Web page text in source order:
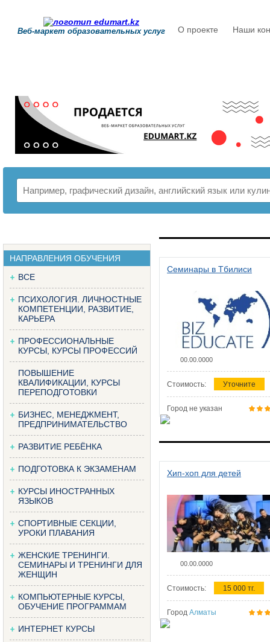
Веб-маркет образовательных услуг О проекте Наши
НАПРАВЛЕНИЯ ОБУЧЕНИЯ
ВСЕ
ПСИХОЛОГИЯ. ЛИЧНОСТНЫЕ
КОМПЕТЕНЦИИ, РАЗВИТИЕ,
КАРЬЕРА
ПРОФЕССИОНАЛЬНЫЕ
КУРСЫ, КУРСЫ ПРОФЕССИЙ
ПОВЫШЕНИЕ
КВАЛИФИКАЦИИ, КУРСЫ
ПЕРЕПОДГОТОВКИ
БИЗНЕС, МЕНЕДЖМЕНТ,
ПРЕДПРИНИМАТЕЛЬСТВО
РАЗВИТИЕ РЕБЁНКА
ПОДГОТОВКА К ЭКЗАМЕНАМ
КУРСЫ ИНОСТРАННЫХ
ЯЗЫКОВ
СПОРТИВНЫЕ СЕКЦИИ,
УРОКИ ПЛАВАНИЯ
ЖЕНСКИЕ ТРЕНИНГИ.
СЕМИНАРЫ И ТРЕНИНГИ ДЛЯ
ЖЕНЩИН
КОМПЬЮТЕРНЫЕ КУРСЫ,
ОБУЧЕНИЕ ПРОГРАММАМ
ИНТЕРНЕТ КУРСЫ
Семинары в Тбилиси
00.00.0000
Стоимость: Уточните
Город не указан
Хип-хоп для детей
00.00.0000
Стоимость: 15 000 тг.
Город Алматы